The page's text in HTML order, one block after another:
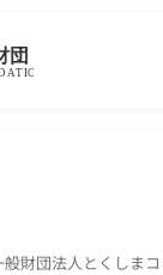
般財団法人とくしま